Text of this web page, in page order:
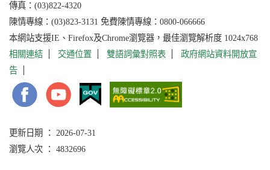
傳真：(03)822-4320
陳情專線：(03)823-3131 免費陳情專線：0800-066666
本網站支援IE、Firefox及Chrome瀏覽器，最佳瀏覽解析度 1024x768
相關連結
交通位置 雙語詞彙對照表
政府網站資料開放宣
告
更新日期 ： 2026-07-31
瀏覽人次 ： 4832696